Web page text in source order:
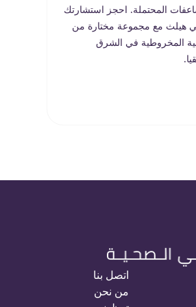
المحتملة. احجز استشارتك
هيلث مع مجموعة مختارة من
المخروطية في الشرق
اتصل بنا
من نحن